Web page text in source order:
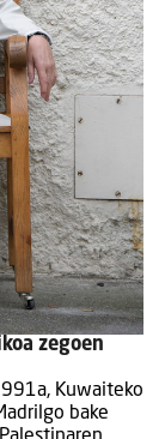
zegoen
Kuwaiteko
bake